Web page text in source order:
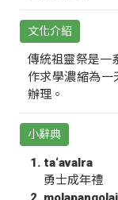
文化介紹
傳統祖靈祭是一
作求學濃縮為一
辦理。
小辭典
ta‘avalra
勇士成年禮